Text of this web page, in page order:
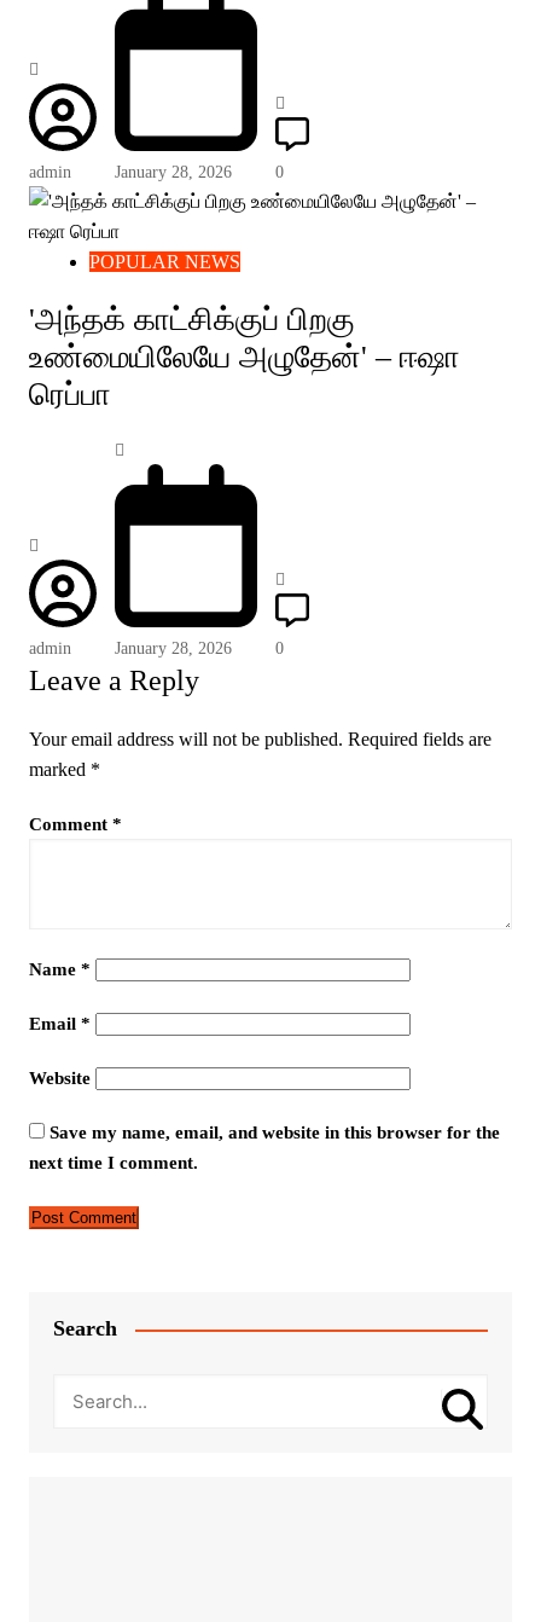
admin January 28, 2026 0
POPULAR NEWS
'அந்தக் காட்சிக்குப் பிறகு
உண்மையிலேயே அழுதேன்' – ஈஷா
ரெப்பா
admin January 28, 2026 0
Leave a Reply
Your email address will not be published. Required fields are
marked *
Comment *
Name *
Email *
Website
Save my name, email, and website in this browser for the
next time I comment.
Search